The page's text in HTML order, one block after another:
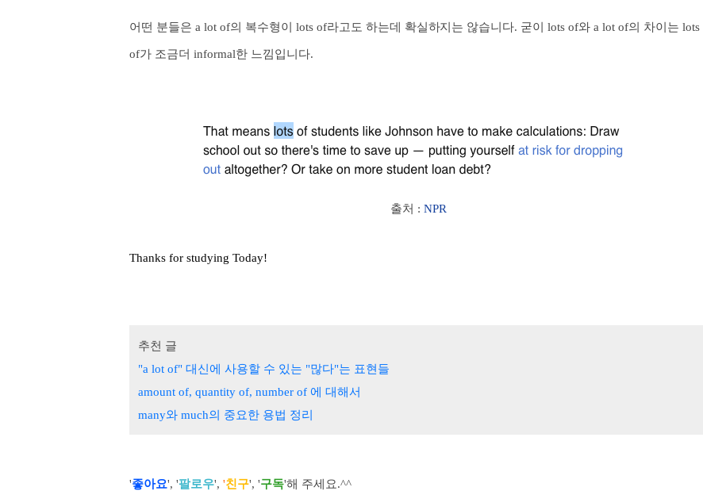
어떤 분들은 a lot of의 복수형이 lots of라고도 하는데 확실하지는 않습니다. 굳이 lots of와 a lot of의 차이는 lots
of가 조금더 informal한 느낌입니다.
출처 : NPR
Thanks for studying Today!
추천 글
"a lot of" 대신에 사용할 수 있는 "많다"는 표현들
amount of, quantity of, number of 에 대해서
many와 much의 중요한 용법 정리
'좋아요', '팔로우','친구', '구독'해 주세요.^^